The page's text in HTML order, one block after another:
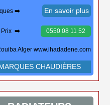
➡️ En savoir plus
Prix ➡️ 0550 08 11 52
Alger www.ihadadene.com
CHAUDIÈRES